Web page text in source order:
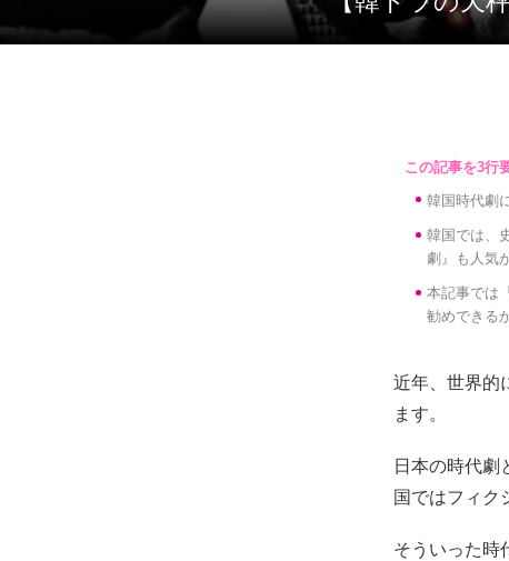
韓国時代劇
韓国では、
劇』も人気
本記事では
勧めできる
近年、世界的
ます。
日本の時代劇
国ではフィク
そういった時